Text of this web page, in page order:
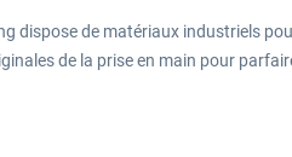
dispose de matériaux industriels
de la prise en main pour